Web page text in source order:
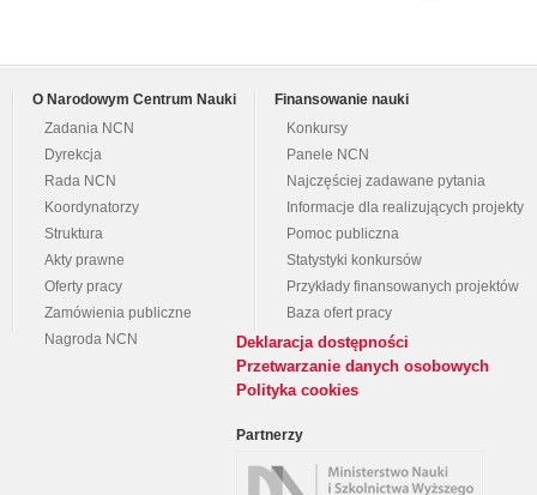
O Narodowym Centrum Nauki
Zadania NCN
Dyrekcja
Rada NCN
Koordynatorzy
Struktura
Akty prawne
Oferty pracy
Zamówienia publiczne
Nagroda NCN
Finansowanie nauki
Konkursy
Panele NCN
Najczęściej zadawane pytania
Informacje dla realizujących projekty
Pomoc publiczna
Statystyki konkursów
Przykłady finansowanych projektów
Baza ofert pracy
Deklaracja dostępności
Przetwarzanie danych osobowych
Polityka cookies
Partnerzy